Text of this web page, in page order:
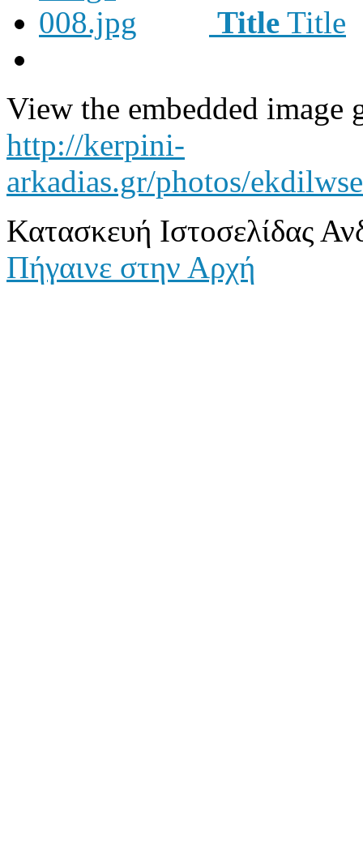
Title Title
View the embedded image
http://kerpini-
arkadias.gr/photos/
Κατασκευή Ιστοσελίδας
Πήγαινε στην Αρχή